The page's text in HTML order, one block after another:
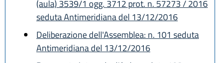
(aula) 3539/1 ogg. 3712 prot. n. 57273 / 2016
seduta Antimeridiana del 13/12/2016
Deliberazione dell'Assemblea: n. 101 seduta
Antimeridiana del 13/12/2016